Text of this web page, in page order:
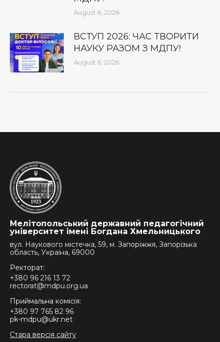
August 6, 2026
ВСТУП 2026: ЧАС ТВОРИТИ
НАУКУ РАЗОМ З МДПУ!
August 6, 2026
Мелітопольський державний педагогічний
університет імені Богдана Хмельницького
вул. Наукового містечка, 59, м. Запоріжжя, Запорізька
область, Україна, 69000
Ректорат:
+380 96 216 13 72
rectorat@mdpu.org.ua
Приймальна комісія:
+380 97 765 82 96
pk-mdpu@ukr.net
Стара версія сайту